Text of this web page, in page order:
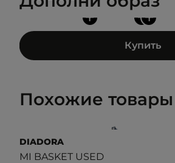
+
+ +
Купить
Похожие товары
DIADORA
MI BASKET USED